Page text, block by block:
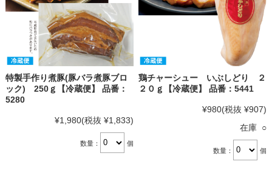
特製手作り煮豚(豚バラ煮豚ブロ
ック) 250ｇ【冷蔵便】 品番：
5280
¥1,980(税抜 ¥1,833)
数量： 個
鶏チャーシュー いぶしどり ２
２０ｇ【冷蔵便】 品番：5441
¥980(税抜 ¥907)
在庫 ○
数量： 個